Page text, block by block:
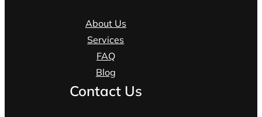
About Us
Services
FAQ
Blog
Contact Us